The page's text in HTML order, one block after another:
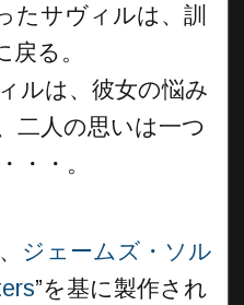
たサヴィルは、訓
る。
ルは、彼女の悩み
二人の思いは一つ
・・。
ジェームズ・ソル
”を基に製作され